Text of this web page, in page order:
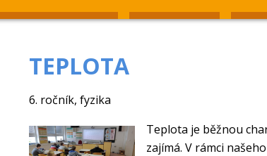
TEPLOTA
6. ročník, fyzika
Teplota je běžnou
zajímá. V rámci